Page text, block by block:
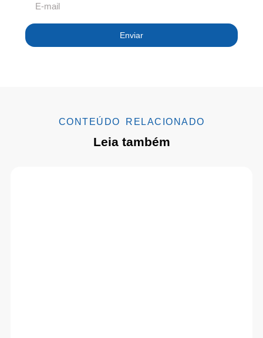
Enviar
CONTEÚDO RELACIONADO
Leia também